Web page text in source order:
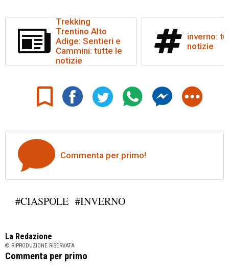
Trekking
Trentino Alto
Adige: Sentieri e
Cammini: tutte le
notizie
inverno:
notizie
Commenta per primo!
#CIASPOLE #INVERNO
La Redazione
© RIPRODUZIONE RISERVATA
Commenta per primo